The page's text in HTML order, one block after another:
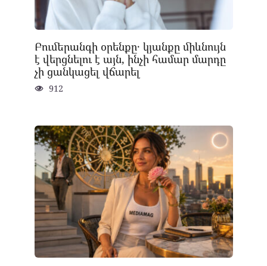
Բումերանգի օրենքը․ կյանքը միևնույն
է վերցնելու է այն, ինչի համար մարդը
չի ցանկացել վճարել
912